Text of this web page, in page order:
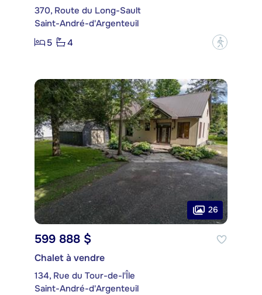
370, Route du Long-Sault
Saint-André-d'Argenteuil
5
4 ?
26
599 888 $
Chalet à vendre
134, Rue du Tour-de-l'Île
Saint-André-d'Argenteuil